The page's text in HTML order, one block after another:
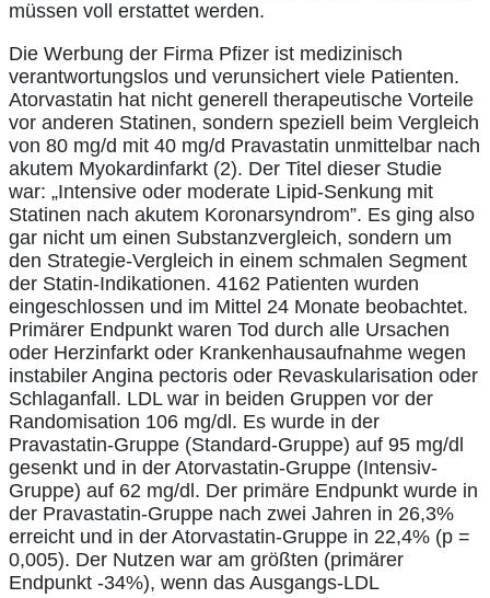
müssen voll erstattet werden.
Die Werbung der Firma Pfizer ist medizinisch
verantwortungslos und verunsichert viele Patienten.
Atorvastatin hat nicht generell therapeutische Vorteile
vor anderen Statinen, sondern speziell beim Vergleich
von 80 mg/d mit 40 mg/d Pravastatin unmittelbar nach
akutem Myokardinfarkt (2). Der Titel dieser Studie
war: „Intensive oder moderate Lipid-Senkung mit
Statinen nach akutem Koronarsyndrom”. Es ging also
gar nicht um einen Substanzvergleich, sondern um
den Strategie-Vergleich in einem schmalen Segment
der Statin-Indikationen. 4162 Patienten wurden
eingeschlossen und im Mittel 24 Monate beobachtet.
Primärer Endpunkt waren Tod durch alle Ursachen
oder Herzinfarkt oder Krankenhausaufnahme wegen
instabiler Angina pectoris oder Revaskularisation oder
Schlaganfall. LDL war in beiden Gruppen vor der
Randomisation 106 mg/dl. Es wurde in der
Pravastatin-Gruppe (Standard-Gruppe) auf 95 mg/dl
gesenkt und in der Atorvastatin-Gruppe (Intensiv-
Gruppe) auf 62 mg/dl. Der primäre Endpunkt wurde in
der Pravastatin-Gruppe nach zwei Jahren in 26,3%
erreicht und in der Atorvastatin-Gruppe in 22,4% (p =
0,005). Der Nutzen war am größten (primärer
Endpunkt -34%), wenn das Ausgangs-LDL